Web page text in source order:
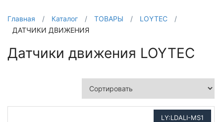
Главная / Каталог / ТОВАРЫ / LOYTEC
/
ДАТЧИКИ ДВИЖЕНИЯ
Датчики движения LOYTEC
LY:LDALI-MS1